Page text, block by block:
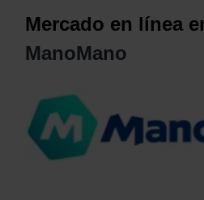
Mercado en línea
ManoMano